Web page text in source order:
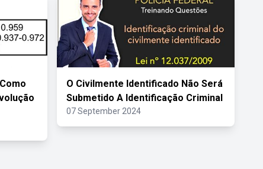
O Civilmente Identificado Não Será
Submetido A Identificação Criminal
07 September 2024